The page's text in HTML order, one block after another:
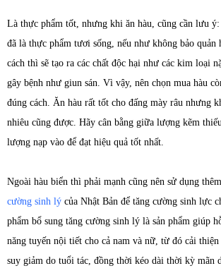
Là thực phẩm tốt, nhưng khi ăn hàu, cũng cần lưu
đã là thực phẩm tươi sống, nếu như không bảo quản
cách thì sẽ tạo ra các chất độc hại như các kim loại
gây bệnh như giun sán. Vì vậy, nên chọn mua hàu
đúng cách. Ăn hàu rất tốt cho đấng mày râu nhưng
nhiêu cũng được. Hãy cân bằng giữa lượng kẽm
lượng nạp vào để đạt hiệu quả tốt nhất.
Ngoài hàu biển thì phải mạnh cũng nên sử dụng
cường sinh lý của Nhật Bản để tăng cường sinh lực
phẩm bổ sung tăng cường sinh lý là sản phẩm giúp
năng tuyến nội tiết cho cả nam và nữ, từ đó cải
suy giảm do tuổi tác, đồng thời kéo dài thời kỳ mãn